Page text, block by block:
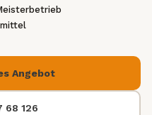
Angebot
68 126